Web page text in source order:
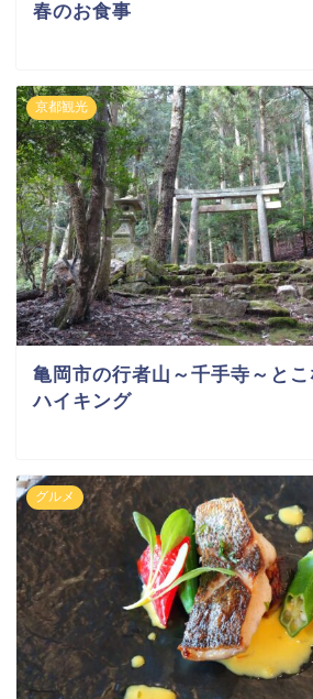
春のお食事
京都観光
亀岡市の行者山～千手寺～とこ
ハイキング
グルメ